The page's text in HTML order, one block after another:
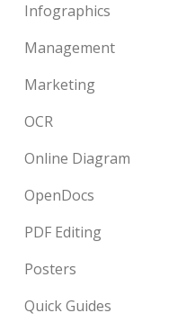
Infographics
Management
Marketing
OCR
Online Diagram
OpenDocs
PDF Editing
Posters
Quick Guides